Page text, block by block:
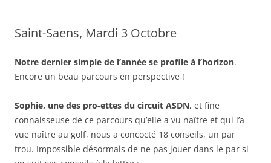
Saint-Saens, Mardi 3 Octobre
Notre dernier simple de l’année se profile à l’horizon.
Encore un beau parcours en perspective !
Sophie, une des pro-ettes du circuit ASDN, et fine
connaisseuse de ce parcours qu’elle a vu naître et qui l’a
vue naître au golf, nous a concocté 18 conseils, un par
trou. Impossible désormais de ne pas jouer dans le par si